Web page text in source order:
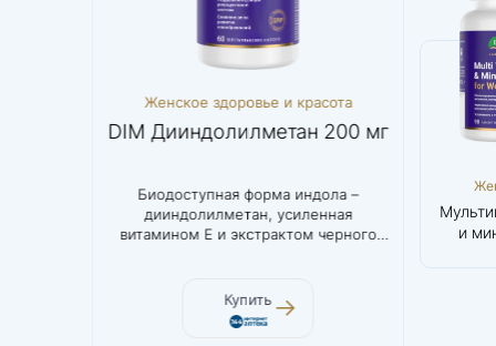
Женское здоровье и красота
DIM Дииндолилметан 200 мг
Биодоступная форма индола –
дииндолилметан, усиленная
витамином Е и экстрактом черного
Купить
Мозг и нервная
система
Магний L-
треонат
здоровье и
красота
DIM
Дииндолилметан
и